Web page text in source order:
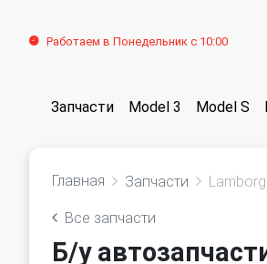
Работаем в Понедельник с 10:00
Запчасти Model 3 Model S
Главная Запчасти
Все запчасти
Б/у